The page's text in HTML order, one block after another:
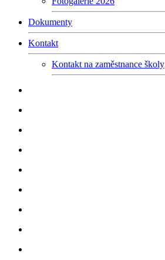
Dokumenty
Kontakt
Kontakt na zaměstnance školy